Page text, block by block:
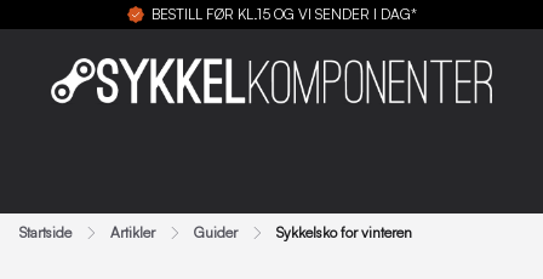
BESTILL FØR KL.15 OG VI SENDER I DAG*
Startside Artikler Guider Sykkelsko for vinteren